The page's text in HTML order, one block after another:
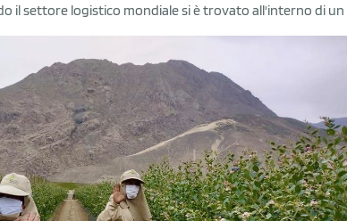
il settore logistico mondiale si è trovato all'interno di un